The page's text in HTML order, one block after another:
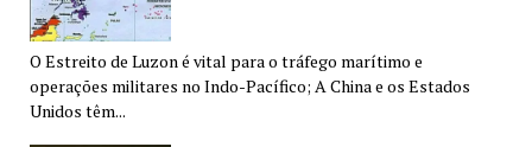
O Estreito de Luzon é vital para o tráfego marítimo e
operações militares no Indo-Pacífico; A China e os Estados
Unidos têm...